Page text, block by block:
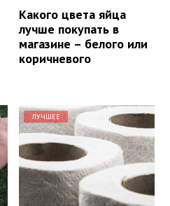
Какого цвета яйца
лучше покупать в
магазине – белого или
коричневого
ЛУЧШЕЕ